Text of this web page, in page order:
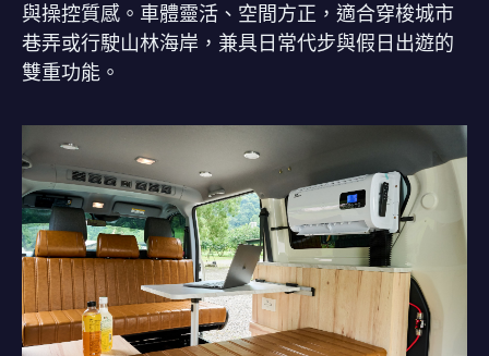
與操控質感。車體靈活、空間方正，適合穿梭城市
巷弄或行駛山林海岸，兼具日常代步與假日出遊的
雙重功能。